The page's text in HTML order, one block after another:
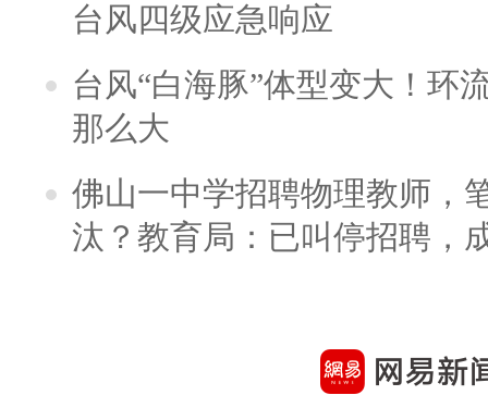
台风四级应急响应
台风“白海豚”体型变大！环
那么大
佛山一中学招聘物理教师，
汰？教育局：已叫停招聘，